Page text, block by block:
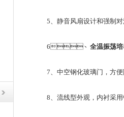
5、静音风扇设计和强制对流
6、 全温振荡
7、中空钢化玻璃门，方
8、流线型外观，内衬采